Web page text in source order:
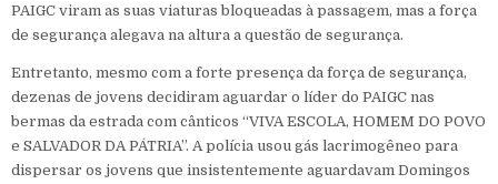
PAIGC viram as suas viaturas bloqueadas à passagem, mas a força
de segurança alegava na altura a questão de segurança.
Entretanto, mesmo com a forte presença da força de segurança,
dezenas de jovens decidiram aguardar o líder do PAIGC nas
bermas da estrada com cânticos “VIVA ESCOLA, HOMEM DO POVO
e SALVADOR DA PÁTRIA”. A polícia usou gás lacrimogêneo para
dispersar os jovens que insistentemente aguardavam Domingos